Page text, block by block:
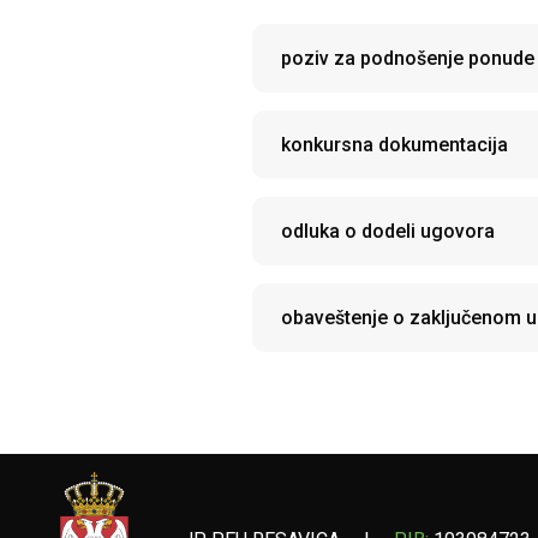
poziv za podnošenje ponude
konkursna dokumentacija
odluka o dodeli ugovora
obaveštenje o zaključenom